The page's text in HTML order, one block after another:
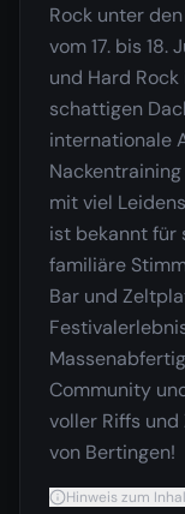
Rock unter
vom 17. bis
und Hard
schattigen
internationale
mit viel
ist bekannt für
familiäre
Bar und
Community
voller Riffs
von Bertingen!
Hinweis zum